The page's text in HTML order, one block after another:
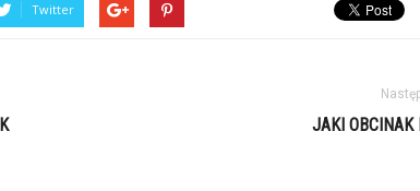
Twitter
JAKI OBCINAK